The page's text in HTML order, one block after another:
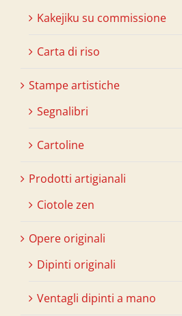
Kakejiku su commissione
Carta di riso
Stampe artistiche
Segnalibri
Cartoline
Prodotti artigianali
Ciotole zen
Opere originali
Dipinti originali
Ventagli dipinti a mano